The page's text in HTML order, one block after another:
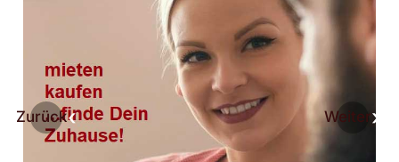
Zurück Weiter